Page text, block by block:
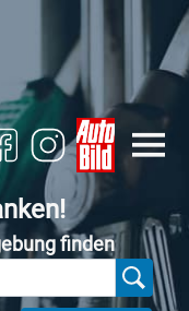
finden